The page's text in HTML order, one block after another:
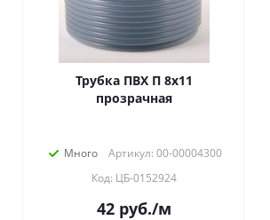
Трубка ПВХ П 8х11
прозрачная
Много
Артикул: 00-00004300
Код: ЦБ-0152924
42руб./м